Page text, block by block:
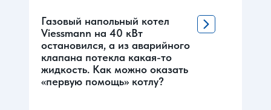
Газовый напольный котел
Viessmann на 40 кВт
остановился, а из аварийного
клапана потекла какая-то
жидкость. Как можно оказать
«первую помощь» котлу?